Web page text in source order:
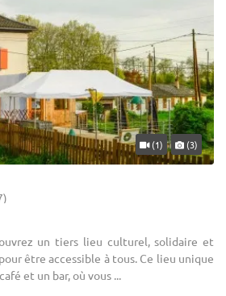
(1) (3)
un tiers lieu culturel, solidaire et
être accessible à tous. Ce lieu unique
et un bar, où vous ...